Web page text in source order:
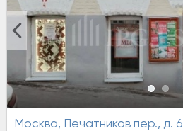
Москва, Печатников пер., д. 6